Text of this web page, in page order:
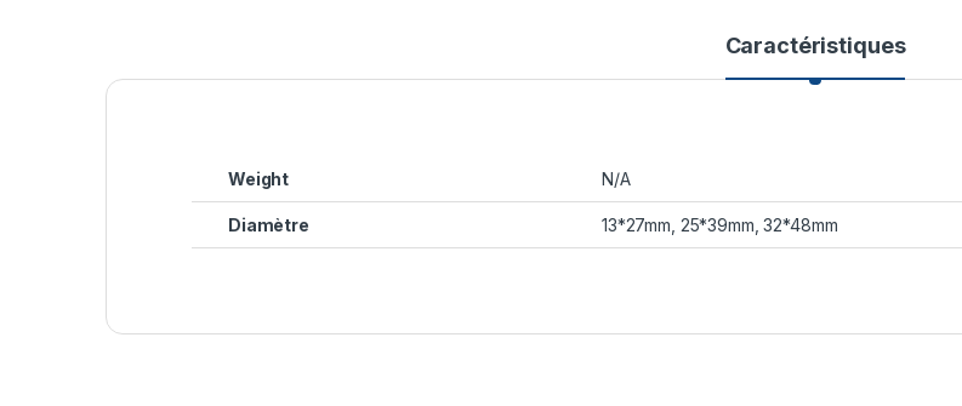
Caractéristiques
Weight N/A
Diamètre 13*27mm, 25*39mm, 32*48mm